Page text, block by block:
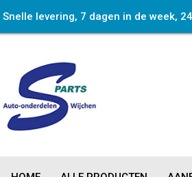
Snelle levering, 7 dagen in de week,